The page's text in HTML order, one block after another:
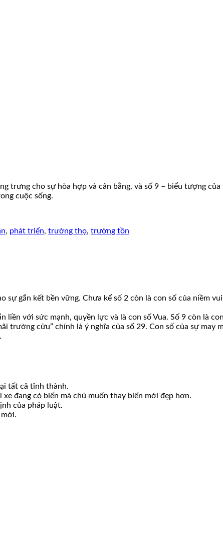
trưng cho sự hòa hợp và cân bằng, và số 9 – biểu tượng
cuộc sống.
, phát triển, trường thọ, trường tồn
gắn kết bền vững. Chưa kể số 2 còn là con số của niềm
với sức mạnh, quyền lực và là con số Vua. Số 9 còn là
trường cửu” chính là ý nghĩa của số 29. Con số của sự
tất cả tỉnh thành.
đang có biển mà chủ muốn thay biển mới đẹp hơn.
của pháp luật.